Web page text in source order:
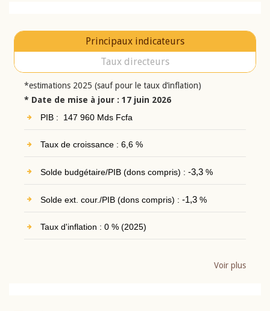
Principaux indicateurs
Taux directeurs
*estimations 2025 (sauf pour le taux d’inflation)
* Date de mise à jour : 17 juin 2026
PIB : 147 960 Mds Fcfa
Taux de croissance : 6,6 %
Solde budgétaire/PIB (dons compris) : -3,3%
Solde ext. cour./PIB (dons compris) : -1,3%
Taux d'inflation : 0 % (2025)
Voir plus